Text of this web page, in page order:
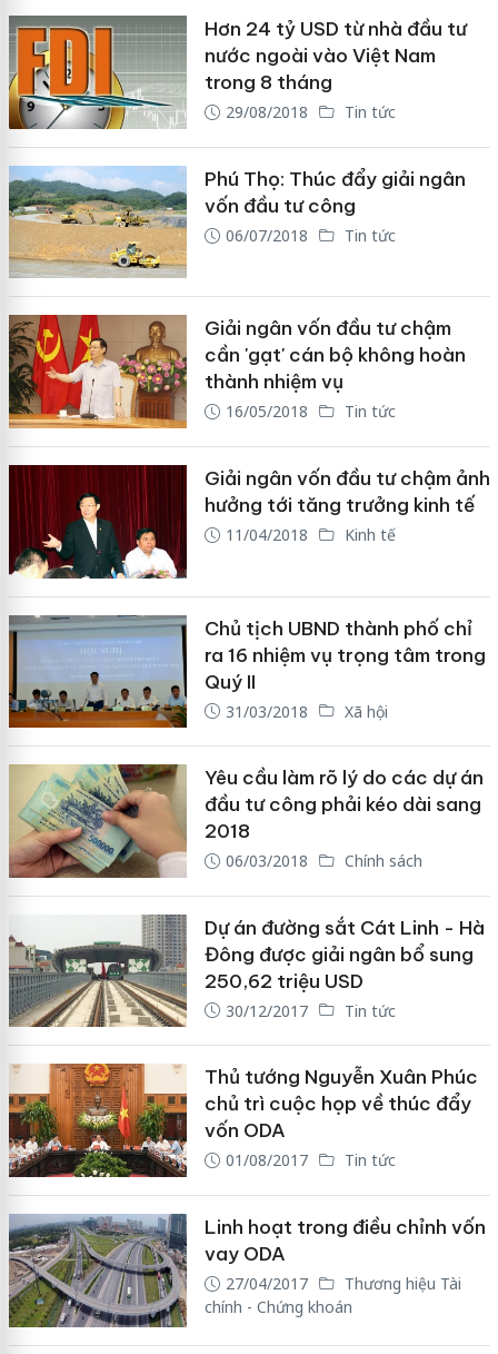
Hơn 24 tỷ USD từ nhà đầu tư
nước ngoài vào Việt Nam
trong 8 tháng
29/08/2018 Tin tức
Phú Thọ: Thúc đẩy giải ngân
vốn đầu tư công
06/07/2018 Tin tức
Giải ngân vốn đầu tư chậm
cần 'gạt' cán bộ không hoàn
thành nhiệm vụ
16/05/2018 Tin tức
Giải ngân vốn đầu tư chậm ảnh
hưởng tới tăng trưởng kinh tế
11/04/2018 Kinh tế
Chủ tịch UBND thành phố chỉ
ra 16 nhiệm vụ trọng tâm trong
Quý II
31/03/2018 Xã hội
Yêu cầu làm rõ lý do các dự án
đầu tư công phải kéo dài sang
2018
06/03/2018 Chính sách
Dự án đường sắt Cát Linh - Hà
Đông được giải ngân bổ sung
250,62 triệu USD
30/12/2017 Tin tức
Thủ tướng Nguyễn Xuân Phúc
chủ trì cuộc họp về thúc đẩy
vốn ODA
01/08/2017 Tin tức
Linh hoạt trong điều chỉnh vốn
vay ODA
27/04/2017
Thương hiệu Tài
chính - Chứng khoán